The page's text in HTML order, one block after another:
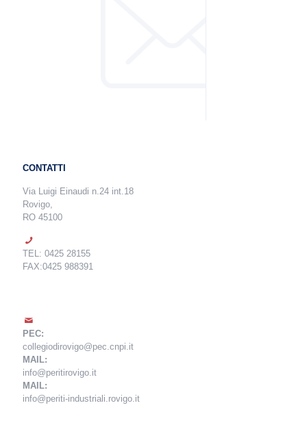
CONTATTI
Via Luigi Einaudi n.24 int.18
Rovigo,
RO 45100
TEL: 0425 28155
FAX:0425 988391
PEC:
collegiodirovigo@pec.cnpi.it
MAIL:
info@peritirovigo.it
MAIL:
info@periti-industriali.rovigo.it